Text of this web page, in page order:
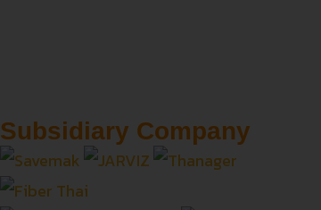
Subsidiary Company